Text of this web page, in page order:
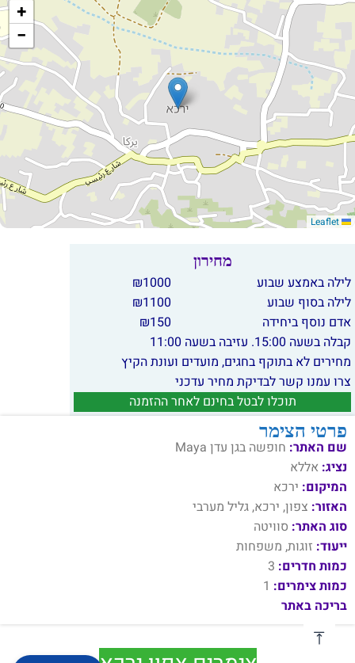
+
−
מחירון
לילה באמצע שבוע 1000
₪
לילה בסוף שבוע
1100
₪
אדם נוסף ביחידה
150
₪
קבלה בשעה 15:00. עזיבה בשעה 11:00
מחירים לא בתוקף בחגים, מועדים ועונת הקיץ
צרו עמנו קשר לבדיקת מחיר עדכני
תוכלו לבטל בחינם לאחר ההזמנה
פרטי הצימר
שם האתר: חופשה בגן עדן Maya
נציג: אללא
המיקום: ירכא
האזור: צפון, ירכא, גליל מערבי
סוג האתר: סוויטה
ייעוד: זוגות, משפחות
כמות חדרים: 3
כמות צימרים: 1
בריכה באתר